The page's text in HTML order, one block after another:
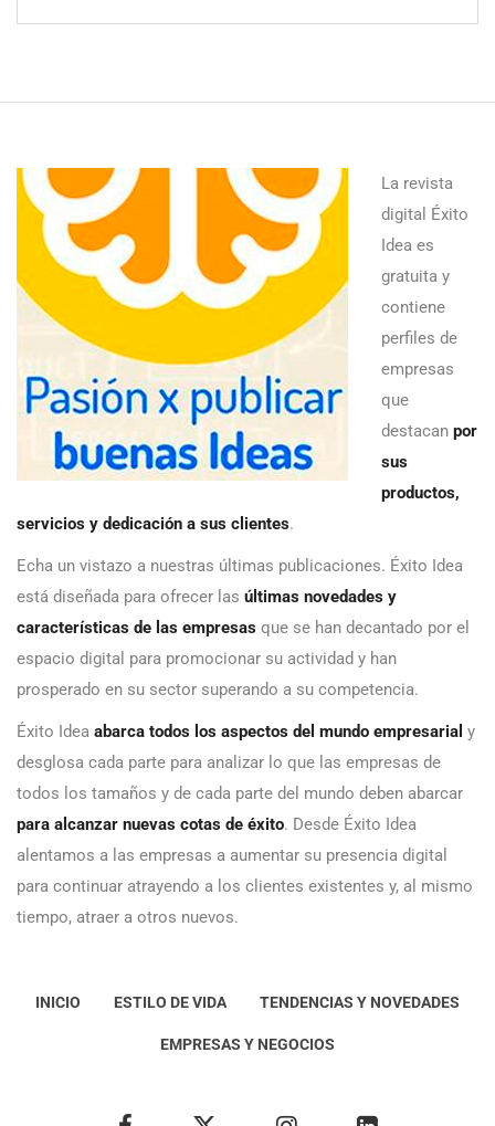
La revista
digital Éxito
Idea es
gratuita y
contiene
perfiles de
empresas
que
destacan por
sus
productos,
servicios y dedicación a sus clientes.
Echa un vistazo a nuestras últimas publicaciones. Éxito Idea
está diseñada para ofrecer las últimas novedades y
características de las empresas que se han decantado por el
espacio digital para promocionar su actividad y han
prosperado en su sector superando a su competencia.
Éxito Idea abarca todos los aspectos del mundo empresarial y
desglosa cada parte para analizar lo que las empresas de
todos los tamaños y de cada parte del mundo deben abarcar
para alcanzar nuevas cotas de éxito. Desde Éxito Idea
alentamos a las empresas a aumentar su presencia digital
para continuar atrayendo a los clientes existentes y, al mismo
tiempo, atraer a otros nuevos.
INICIO ESTILO DE VIDA TENDENCIAS Y NOVEDADES
EMPRESAS Y NEGOCIOS